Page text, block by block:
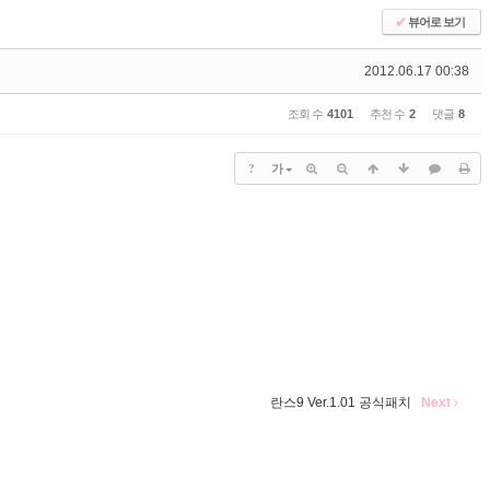
✔뷰어로 보기
2012.06.17 00:38
조회 수 4101 추천 수 2 댓글 8
? 가
란스9 Ver.1.01 공식패치 Next